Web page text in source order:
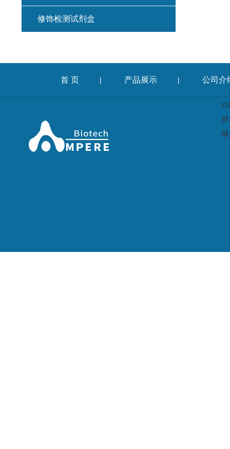
修饰检测试剂盒
首 页 | 产品展示 | 公司介
陆